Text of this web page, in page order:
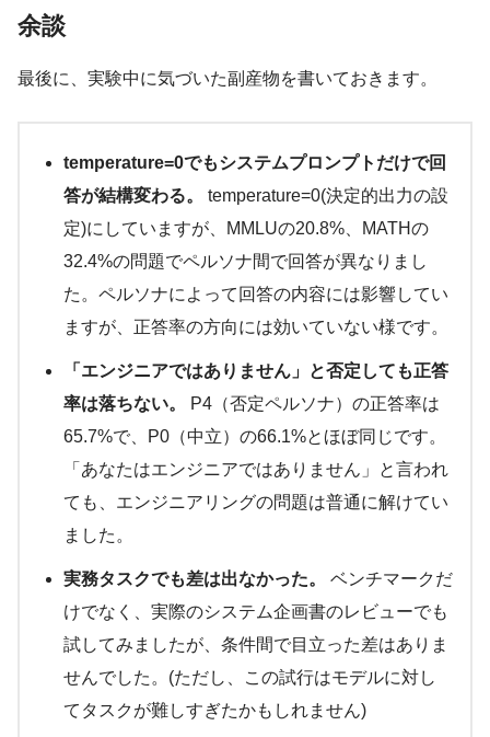
余談
最後に、実験中に気づいた副産物を書いておきます。
temperature=0でもシステムプロンプトだけで回
答が結構変わる。
temperature=0(決定的出力の設
定)にしていますが、MMLUの20.8%、MATHの
32.4%の問題でペルソナ間で回答が異なりまし
た。ペルソナによって回答の内容には影響してい
ますが、正答率の方向には効いていない様です。
「エンジニアではありません」と否定しても正答
率は落ちない。
P4（否定ペルソナ）の正答率は
65.7%で、P0（中立）の66.1%とほぼ同じです。
「あなたはエンジニアではありません」と言われ
ても、エンジニアリングの問題は普通に解けてい
ました。
実務タスクでも差は出なかった。
ベンチマークだ
けでなく、実際のシステム企画書のレビューでも
試してみましたが、条件間で目立った差はありま
せんでした。(ただし、この試行はモデルに対し
てタスクが難しすぎたかもしれません)